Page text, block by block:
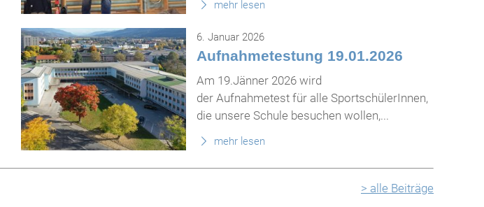
mehr lesen
6. Januar 2026
Aufnahmetestung 19.01.2026
Am 19.Jänner 2026 wird
der Aufnahmetest für alle SportschülerInnen,
die unsere Schule besuchen wollen,...
mehr lesen
> alle Beiträge